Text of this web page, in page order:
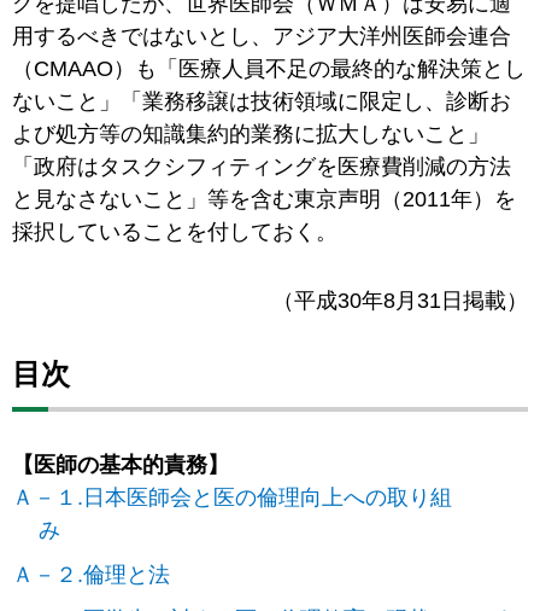
用するべきではないとし、アジア大洋州医師会連合
（CMAAO）も「医療人員不足の最終的な解決策とし
ないこと」「業務移譲は技術領域に限定し、診断お
よび処方等の知識集約的業務に拡大しないこと」
「政府はタスクシフィティングを医療費削減の方法
と見なさないこと」等を含む東京声明（2011年）を
採択していることを付しておく。
（平成30年8月31日掲載）
目次
【医師の基本的責務】
Ａ－１.日本医師会と医の倫理向上への取り組
み
Ａ－２.倫理と法